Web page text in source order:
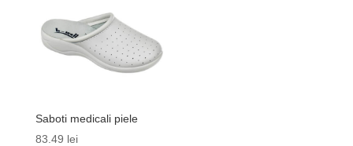
193.60 lei.
Saboti medicali piele
83.49 lei